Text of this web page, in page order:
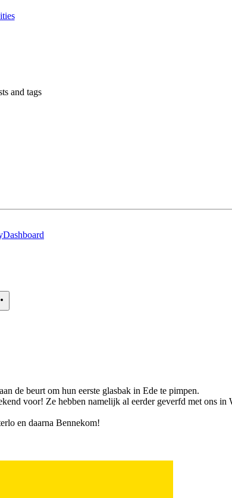
and tags
Dashboard
de beurt om hun eerste glasbak in Ede te pimpen.
voor! Ze hebben namelijk al eerder geverfd met ons
en daarna Bennekom!